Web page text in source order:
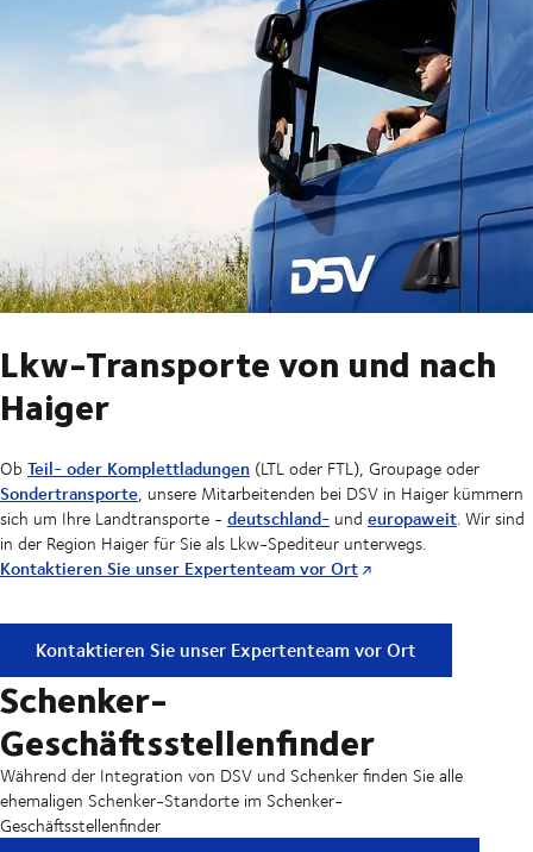
Lkw-Transporte von und nach
Haiger
Ob Teil- oder Komplettladungen (LTL oder FTL), Groupage oder
Sondertransporte, unsere Mitarbeitenden bei DSV in Haiger kümmern
sich um Ihre Landtransporte - deutschland- und europaweit. Wir sind
in der Region Haiger für Sie als Lkw-Spediteur unterwegs.
Kontaktieren Sie unser Expertenteam vor Ort
Lkw-Transporte von und nach Haiger
Kontaktieren Sie unser Expertenteam vor Ort
Schenker-
Geschäftsstellenfinder
Während der Integration von DSV und Schenker finden Sie alle
ehemaligen Schenker-Standorte im Schenker-
Geschäftsstellenfinder